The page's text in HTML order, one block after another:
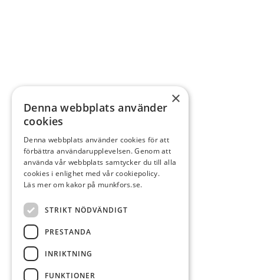
×
Denna webbplats använder
cookies
Denna webbplats använder cookies för att
förbättra användarupplevelsen. Genom att
använda vår webbplats samtycker du till alla
cookies i enlighet med vår cookiepolicy.
Läs mer om kakor på munkfors.se.
STRIKT NÖDVÄNDIGT
PRESTANDA
INRIKTNING
FUNKTIONER